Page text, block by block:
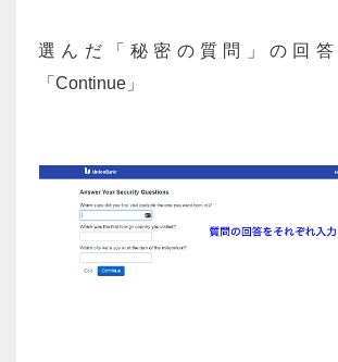
選んだ「秘密の質問」の回答
「Continue」